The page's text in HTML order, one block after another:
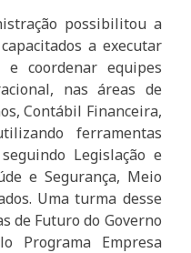
possibilitou a
a executar
e coordenar equipes
nas áreas de
Contábil Financeira,
ferramentas
Legislação e
e Segurança, Meio
Uma turma desse
de Futuro do Governo
Programa Empresa